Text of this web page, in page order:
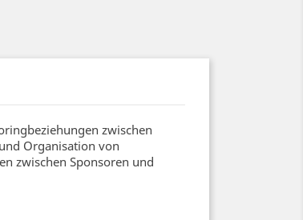
zwischen
Organisation von
zwischen Sponsoren und